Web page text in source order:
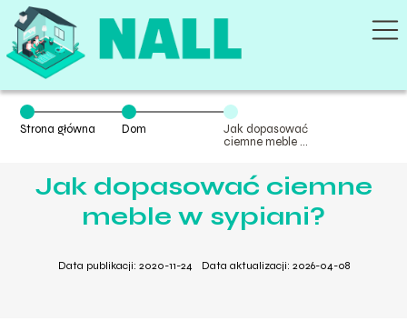
Strona główna Dom
Jak dopasować
ciemne meble w
Jak dopasować ciemne
meble w sypiani?
Data publikacji: 2020-11-24 Data aktualizacji: 2026-04-08